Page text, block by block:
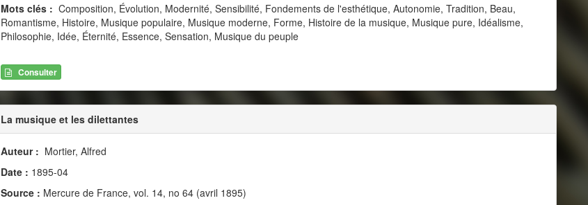
Mots clés : Composition, Évolution, Modernité, Sensibilité, Fondements de l'esthétique, Autonomie, Tradition, Beau,
Romantisme, Histoire, Musique populaire, Musique moderne, Forme, Histoire de la musique, Musique pure, Idéalisme,
Philosophie, Idée, Éternité, Essence, Sensation, Musique du peuple
Consulter
La musique et les dilettantes
Auteur : Mortier, Alfred
Date : 1895-04
Source : Mercure de France, vol. 14, no 64 (avril 1895)